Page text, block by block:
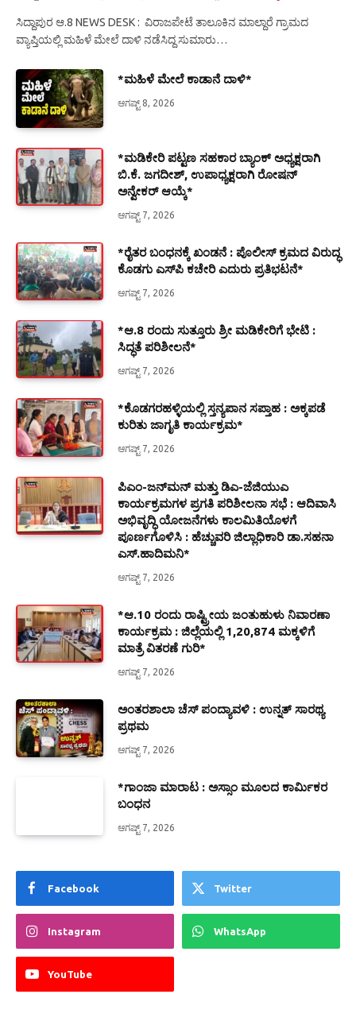
ಸಿದ್ದಾಪುರ ಆ.8 NEWS DESK : ವಿರಾಜಪೇಟೆ ತಾಲೂಕಿನ ಮಾಲ್ದಾರೆ ಗ್ರಾಮದ
ವ್ಯಾಪ್ತಿಯಲ್ಲಿ ಮಹಿಳೆ ಮೇಲೆ ದಾಳಿ ನಡೆಸಿದ್ದ ಸುಮಾರು…
*ಮಹಿಳೆ ಮೇಲೆ ಕಾಡಾನೆ ದಾಳಿ*
ಆಗಷ್ಟ್ 8, 2026
*ಮಡಿಕೇರಿ ಪಟ್ಟಣ ಸಹಕಾರ ಬ್ಯಾಂಕ್ ಅಧ್ಯಕ್ಷರಾಗಿ
ಬಿ.ಕೆ. ಜಗದೀಶ್, ಉಪಾಧ್ಯಕ್ಷರಾಗಿ ರೋಷನ್
ಅನ್ವೇಕರ್ ಆಯ್ಕೆ*
ಆಗಷ್ಟ್ 7, 2026
*ರೈತರ ಬಂಧನಕ್ಕೆ ಖಂಡನೆ : ಪೊಲೀಸ್ ಕ್ರಮದ ವಿರುದ್ಧ
ಕೊಡಗು ಎಸ್‍ಪಿ ಕಚೇರಿ ಎದುರು ಪ್ರತಿಭಟನೆ*
ಆಗಷ್ಟ್ 7, 2026
*ಆ.8 ರಂದು ಸುತ್ತೂರು ಶ್ರೀ ಮಡಿಕೇರಿಗೆ ಭೇಟಿ :
ಸಿದ್ಧತೆ ಪರಿಶೀಲನೆ*
ಆಗಷ್ಟ್ 7, 2026
*ಕೊಡಗರಹಳ್ಳಿಯಲ್ಲಿ ಸ್ತನ್ಯಪಾನ ಸಪ್ತಾಹ : ಅಕ್ಕಪಡೆ
ಕುರಿತು ಜಾಗೃತಿ ಕಾರ್ಯಕ್ರಮ*
ಆಗಷ್ಟ್ 7, 2026
ಪಿಎಂ-ಜನ್‍ಮನ್ ಮತ್ತು ಡಿಎ-ಜೆಜಿಯುಎ
ಕಾರ್ಯಕ್ರಮಗಳ ಪ್ರಗತಿ ಪರಿಶೀಲನಾ ಸಭೆ : ಆದಿವಾಸಿ
ಅಭಿವೃದ್ಧಿ ಯೋಜನೆಗಳು ಕಾಲಮಿತಿಯೊಳಗೆ
ಪೂರ್ಣಗೊಳಿಸಿ : ಹೆಚ್ಚುವರಿ ಜಿಲ್ಲಾಧಿಕಾರಿ ಡಾ.ಸಹನಾ
ಎಸ್.ಹಾದಿಮನಿ*
ಆಗಷ್ಟ್ 7, 2026
*ಆ.10 ರಂದು ರಾಷ್ಟ್ರೀಯ ಜಂತುಹುಳು ನಿವಾರಣಾ
ಕಾರ್ಯಕ್ರಮ : ಜಿಲ್ಲೆಯಲ್ಲಿ 1,20,874 ಮಕ್ಕಳಿಗೆ
ಮಾತ್ರೆ ವಿತರಣೆ ಗುರಿ*
ಆಗಷ್ಟ್ 7, 2026
ಅಂತರಶಾಲಾ ಚೆಸ್ ಪಂದ್ಯಾವಳಿ : ಉನ್ನತ್ ಸಾರಥ್ಯ
ಪ್ರಥಮ
ಆಗಷ್ಟ್ 7, 2026
*ಗಾಂಜಾ ಮಾರಾಟ : ಅಸ್ಸಾಂ ಮೂಲದ ಕಾರ್ಮಿಕರ
ಬಂಧನ
ಆಗಷ್ಟ್ 7, 2026
Facebook Twitter
Instagram WhatsApp
YouTube